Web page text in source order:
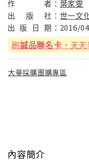
作 者： 葉家雯
出
版 社： 世一文
出 版 日 期： 2016/
刷誠品聯名卡 ，天
大量採購團購專區
內容簡介